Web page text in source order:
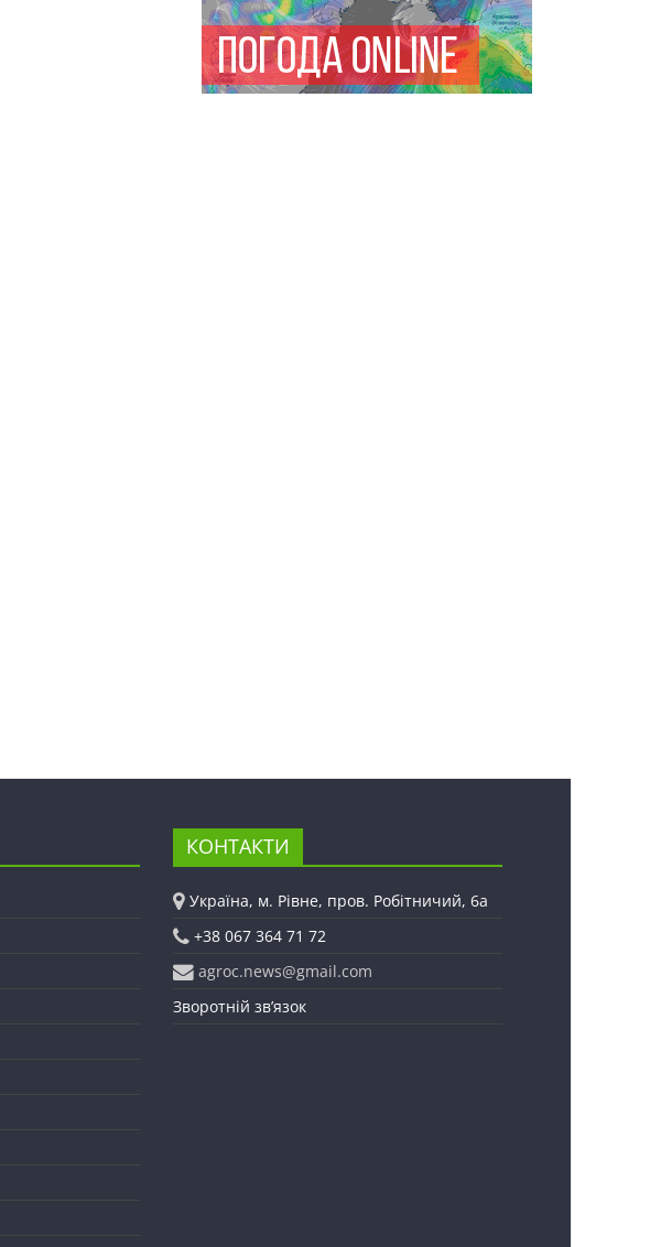
КОНТАКТИ
Україна, м. Рівне, пров. Робітничий, 6а
+38 067 364 71 72
agroc.news@gmail.com
Зворотній зв’язок